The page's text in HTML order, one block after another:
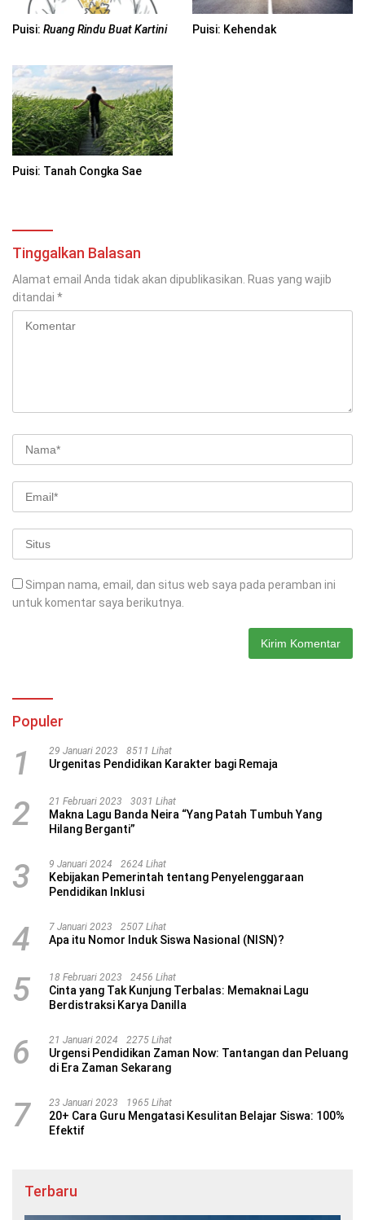
Puisi: Ruang Rindu Buat Kartini Puisi: Kehendak
Puisi: Tanah Congka Sae
Tinggalkan Balasan
Alamat email Anda tidak akan dipublikasikan. Ruas yang wajib
ditandai *
Simpan nama, email, dan situs web saya pada peramban ini
untuk komentar saya berikutnya.
Populer
1 29 Januari 2023 8511 Lihat
Urgenitas Pendidikan Karakter bagi Remaja
2 21 Februari 2023 3031 Lihat
Makna Lagu Banda Neira “Yang Patah Tumbuh Yang
Hilang Berganti”
3 9 Januari 2024 2624 Lihat
Kebijakan Pemerintah tentang Penyelenggaraan
Pendidikan Inklusi
4 7 Januari 2023 2507 Lihat
Apa itu Nomor Induk Siswa Nasional (NISN)?
5 18 Februari 2023 2456 Lihat
Cinta yang Tak Kunjung Terbalas: Memaknai Lagu
Berdistraksi Karya Danilla
6 21 Januari 2024 2275 Lihat
Urgensi Pendidikan Zaman Now: Tantangan dan Peluang
di Era Zaman Sekarang
7 23 Januari 2023 1965 Lihat
20+ Cara Guru Mengatasi Kesulitan Belajar Siswa: 100%
Efektif
Terbaru